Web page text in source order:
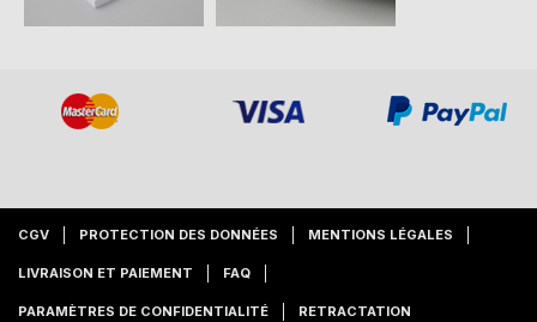
CGV PROTECTION DES DONNÉES MENTIONS LÉGALES
LIVRAISON ET PAIEMENT FAQ
PARAMÈTRES DE CONFIDENTIALITÉ RETRACTATION